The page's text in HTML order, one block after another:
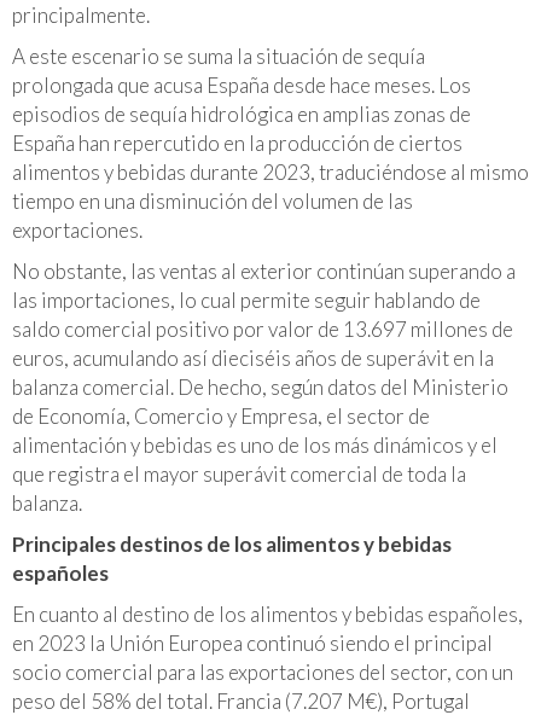
principalmente.
A este escenario se suma la situación de sequía
prolongada que acusa España desde hace meses. Los
episodios de sequía hidrológica en amplias zonas de
España han repercutido en la producción de ciertos
alimentos y bebidas durante 2023, traduciéndose al mismo
tiempo en una disminución del volumen de las
exportaciones.
No obstante, las ventas al exterior continúan superando a
las importaciones, lo cual permite seguir hablando de
saldo comercial positivo por valor de 13.697 millones de
euros, acumulando así dieciséis años de superávit en la
balanza comercial. De hecho, según datos del Ministerio
de Economía, Comercio y Empresa, el sector de
alimentación y bebidas es uno de los más dinámicos y el
que registra el mayor superávit comercial de toda la
balanza.
Principales destinos de los alimentos y bebidas
españoles
En cuanto al destino de los alimentos y bebidas españoles,
en 2023 la Unión Europea continuó siendo el principal
socio comercial para las exportaciones del sector, con un
peso del 58% del total. Francia (7.207 M€), Portugal